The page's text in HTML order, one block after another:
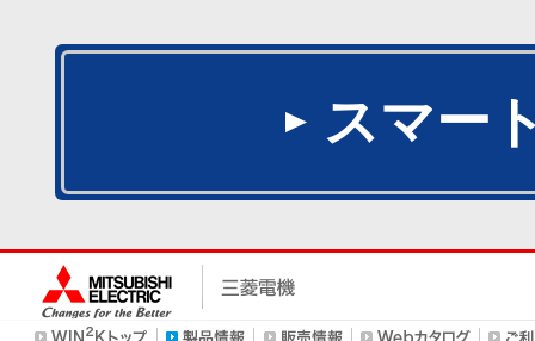
スマー